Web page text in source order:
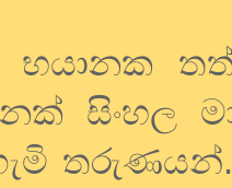
භයානක
සිංහල